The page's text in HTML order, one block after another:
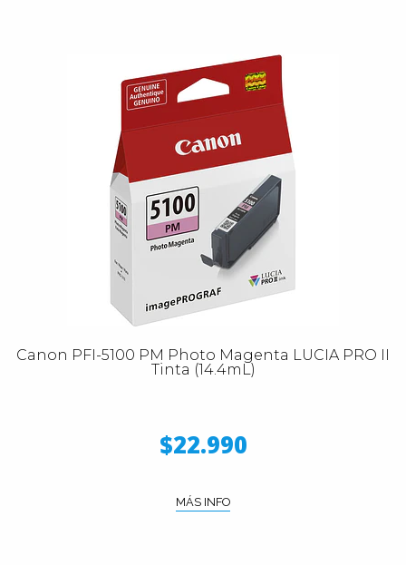
Canon PFI-5100 PM Photo Magenta LUCIA PRO II
Tinta (14.4mL)
$22.990
MÁS INFO